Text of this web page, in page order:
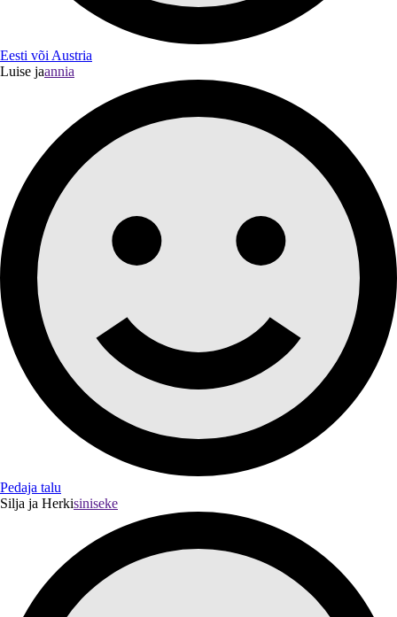
Eesti või Austria
Luise jaannia
Pedaja talu
Silja ja Herkisiniseke